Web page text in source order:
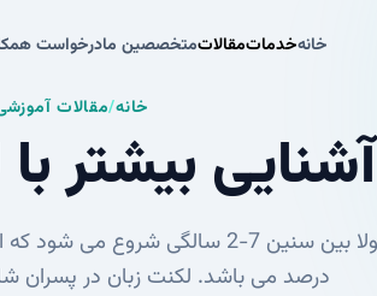
خانهخدماتمقالاتمتخصصین ما
متخصصین ما
درخواست
درخواست
خانه/مقالات
آشنایی بیشتر
درصد می باشد. لکنت زبان در پسران